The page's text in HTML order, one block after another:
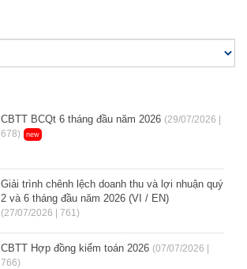
CBTT BCQt 6 tháng đầu năm 2026 (29/07/2026 |
678)
new
Giải trình chênh lệch doanh thu và lợi nhuận quý
2 và 6 tháng đầu năm 2026 (VI / EN)
(27/07/2026 | 761)
CBTT Hợp đồng kiểm toán 2026 (07/07/2026 |
766)